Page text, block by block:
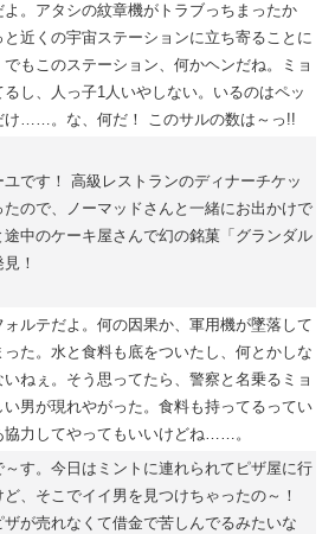
よ。アタシの紋章機がトラブっちまったか
と近くの宇宙ステーションに立ち寄ることに
でもこのステーション、何かヘンだね。ミョ
るし、人っ子1人いやしない。いるのはペッ
け……。な、何だ！ このサルの数は～っ!!
ユです！ 高級レストランのディナーチケッ
たので、ノーマッドさんと一緒にお出かけで
途中のケーキ屋さんで幻の銘菓「グランダル
！
ォルテだよ。何の因果か、軍用機が墜落して
った。水と食料も底をついたし、何とかしな
いねぇ。そう思ってたら、警察と名乗るミョ
い男が現れやがった。食料も持ってるってい
協力してやってもいいけどね……。
～す。今日はミントに連れられてピザ屋に行
ど、そこでイイ男を見つけちゃったの～！
ザが売れなくて借金で苦しんでるみたいな